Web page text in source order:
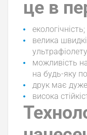
це в
екологічність;
велика
можливість
на будь-яку
друк має дуже
висока